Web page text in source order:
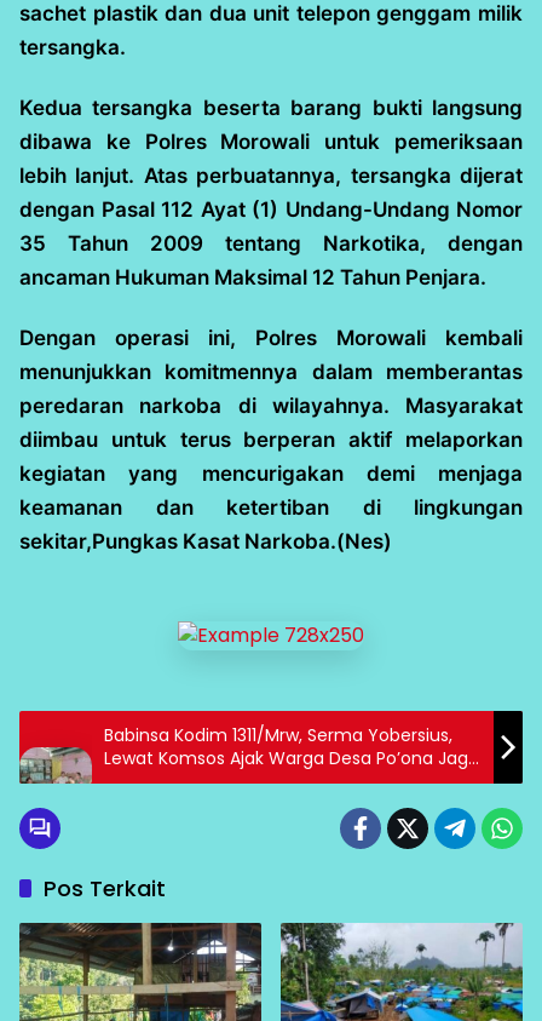
sachet plastik dan dua unit telepon genggam milik
tersangka.
Kedua tersangka beserta barang bukti langsung
dibawa ke Polres Morowali untuk pemeriksaan
lebih lanjut. Atas perbuatannya, tersangka dijerat
dengan Pasal 112 Ayat (1) Undang-Undang Nomor
35 Tahun 2009 tentang Narkotika, dengan
ancaman Hukuman Maksimal 12 Tahun Penjara.
Dengan operasi ini, Polres Morowali kembali
menunjukkan komitmennya dalam memberantas
peredaran narkoba di wilayahnya. Masyarakat
diimbau untuk terus berperan aktif melaporkan
kegiatan yang mencurigakan demi menjaga
keamanan dan ketertiban di lingkungan
sekitar,Pungkas Kasat Narkoba.(Nes)
Babinsa Kodim 1311/Mrw, Serma Yobersius,
Lewat Komsos Ajak Warga Desa Po’ona Jaga
Keamanan
Pos Terkait